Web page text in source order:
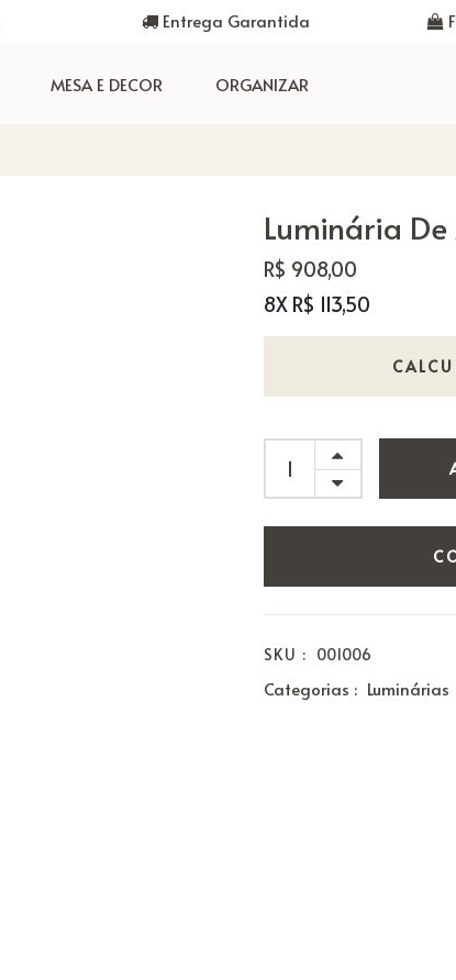
Entrega Garantida
MESA E DECOR ORGANIZAR
Luminária
R$ 908,00
8X R$ 113,50
SKU : 001006
Categorias : Luminárias